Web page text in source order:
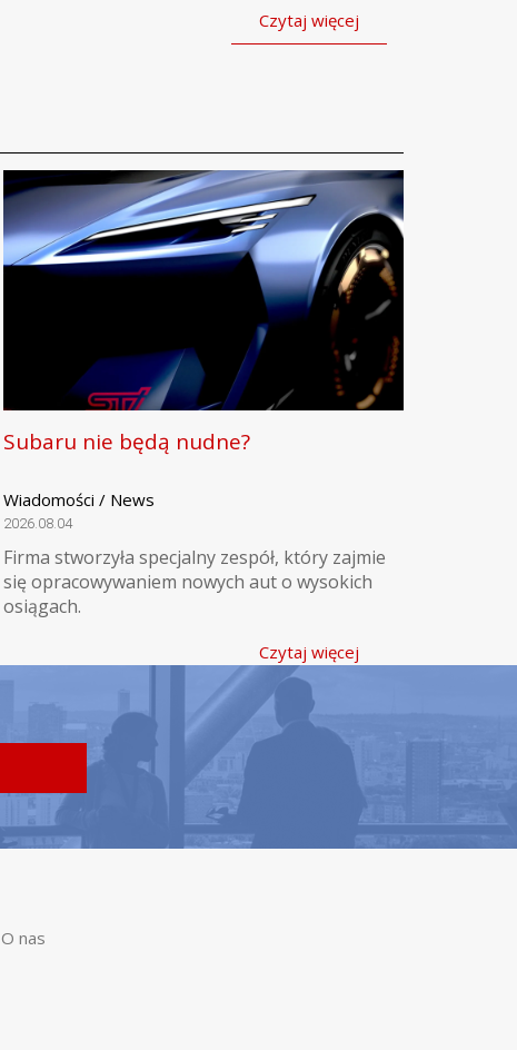
Czytaj więcej
Subaru nie będą nudne?
Wiadomości / News
2026.08.04
Firma stworzyła specjalny zespół, który zajmie
się opracowywaniem nowych aut o wysokich
osiągach.
Czytaj więcej
O nas